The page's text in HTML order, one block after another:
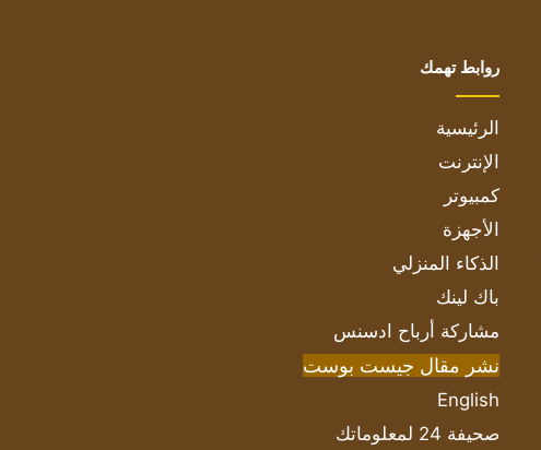
روابط تهمك
الرئيسية
الإنترنت
كمبيوتر
الأجهزة
الذكاء المنزلي
باك لينك
مشاركة أرباح ادسنس
نشر مقال جيست بوست
English
صحيفة 24 لمعلوماتك